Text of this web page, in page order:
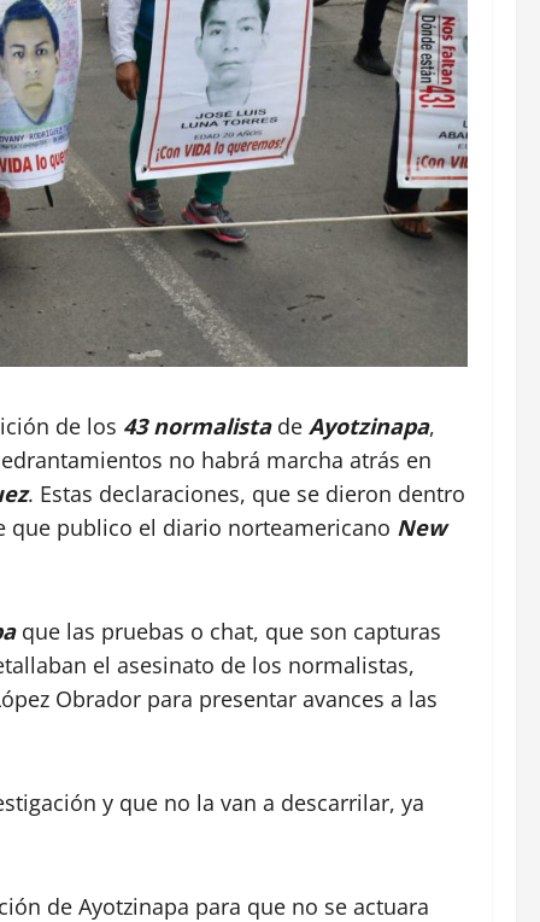
de los 43 normalistade Ayotzinapa,
no habrá marcha atrás en
. Estas declaraciones, que se dieron dentro
que publico el diario norteamericano New
que las pruebas o chat, que son capturas
el asesinato de los normalistas,
Obrador para presentar avances a las
y que no la van a descarrilar, ya
de Ayotzinapa para que no se actuara